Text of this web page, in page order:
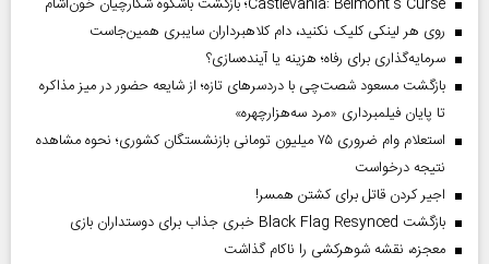
روی هر لینکی کلیک نکنید، دام کلاهبرداران سایبری همین‌جاست
سرمایه‌گذاری برای رفاه؛ هزینه یا آینده‌سازی؟
بازگشت مسعود شصت‌چی با دردسر‌های تازه؛ از شایعه حضور در میز مذاکره
تا پایان فیلمبرداری «مرد سه‌هزارچهره»
استعلام وام ضروری ۷۵ میلیون تومانی بازنشستگان کشوری؛ نحوه مشاهده
نتیجه درخواست
اجیر کردن قاتل برای کشتن همسر!
بازگشت Black Flag Resynced خبری جذاب برای دوستداران بازی
معجزه، نقشه شوهرکشی را ناکام گذاشت